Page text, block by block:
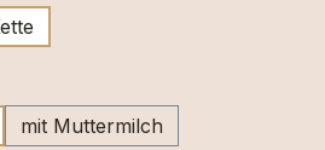
mit Muttermilch